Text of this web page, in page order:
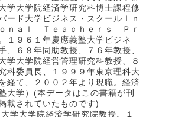
学大学院経済学研究科博士課程修
ード大学ビジネス・スクールＩｎ
ｏｎａｌ Ｔｅａｃｈｅｒｓ Ｐｒ
１９６１年慶應義塾大学ビジネ
、６８年同助教授、７６年教授、
学大学院経営管理研究科教授、８
科委員長、１９９９年東京理科大
経て、２００２年より現職。経済
大学）(本データはこの書籍が刊
載されていたものです)
学大学院経済学研究院教授。１